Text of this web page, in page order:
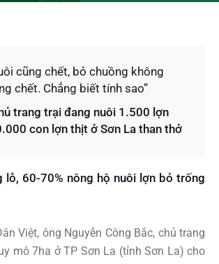
cũng chết, bỏ chuồng không
chết. Chẳng biết tính sao”
trang trại đang nuôi 1.500 lợn
con lợn thịt ở Sơn La than thở
lỗ, 60-70% nông hộ nuôi lợn bỏ trống
Việt, ông Nguyễn Công Bắc, chủ trang
mô 7ha ở TP Sơn La (tỉnh Sơn La) cho